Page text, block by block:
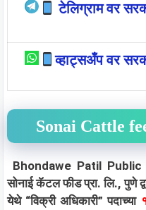
टेलिग्राम वर
व्हाट्सअँप वर
Sonai Cattle
Bhondawe Patil
सोनाई कॅटल फीड प्रा. लि., पुणे
येथे “विक्री अधिकारी” पदाच्या